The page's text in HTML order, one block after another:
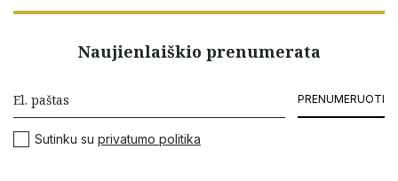
Naujienlaiškio prenumerata
PRENUMERUOTI
Sutinku su privatumo politika